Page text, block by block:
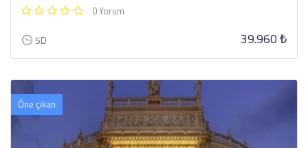
0 Yorum
5D 39.960 ₺
Öne çıkan